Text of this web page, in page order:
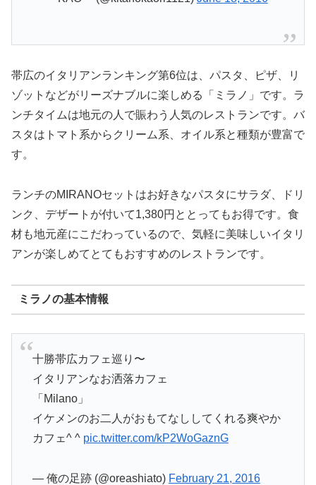
帯広のイタリアンランキング第6位は、パスタ、ピザ、リ
ゾットなどがリーズナブルに楽しめる「ミラノ」です。ラ
ンチタイムは地元の人で賑わう人気のレストランです。バ
スタはトマト系からクリーム系、オイル系と種類が豊富で
す。
ランチのMIRANOセットはお好きなパスタにサラダ、ドリ
ンク、デザートが付いて1,380円ととってもお得です。食
材も地元産にこだわっているので、気軽に美味しいイタリ
アンが楽しめてとてもおすすめのレストランです。
ミラノの基本情報
十勝帯広カフェ巡り〜
イタリアンなお洒落カフェ
「Milano」
イケメンのお二人がおもてなししてくれる爽やか
カフェ^ ^ pic.twitter.com/kP2WoGaznG
— 俺の足跡 (@oreashiato) February 21, 2016